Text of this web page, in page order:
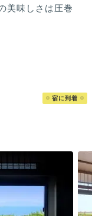
美味しさは圧巻
宿に到着